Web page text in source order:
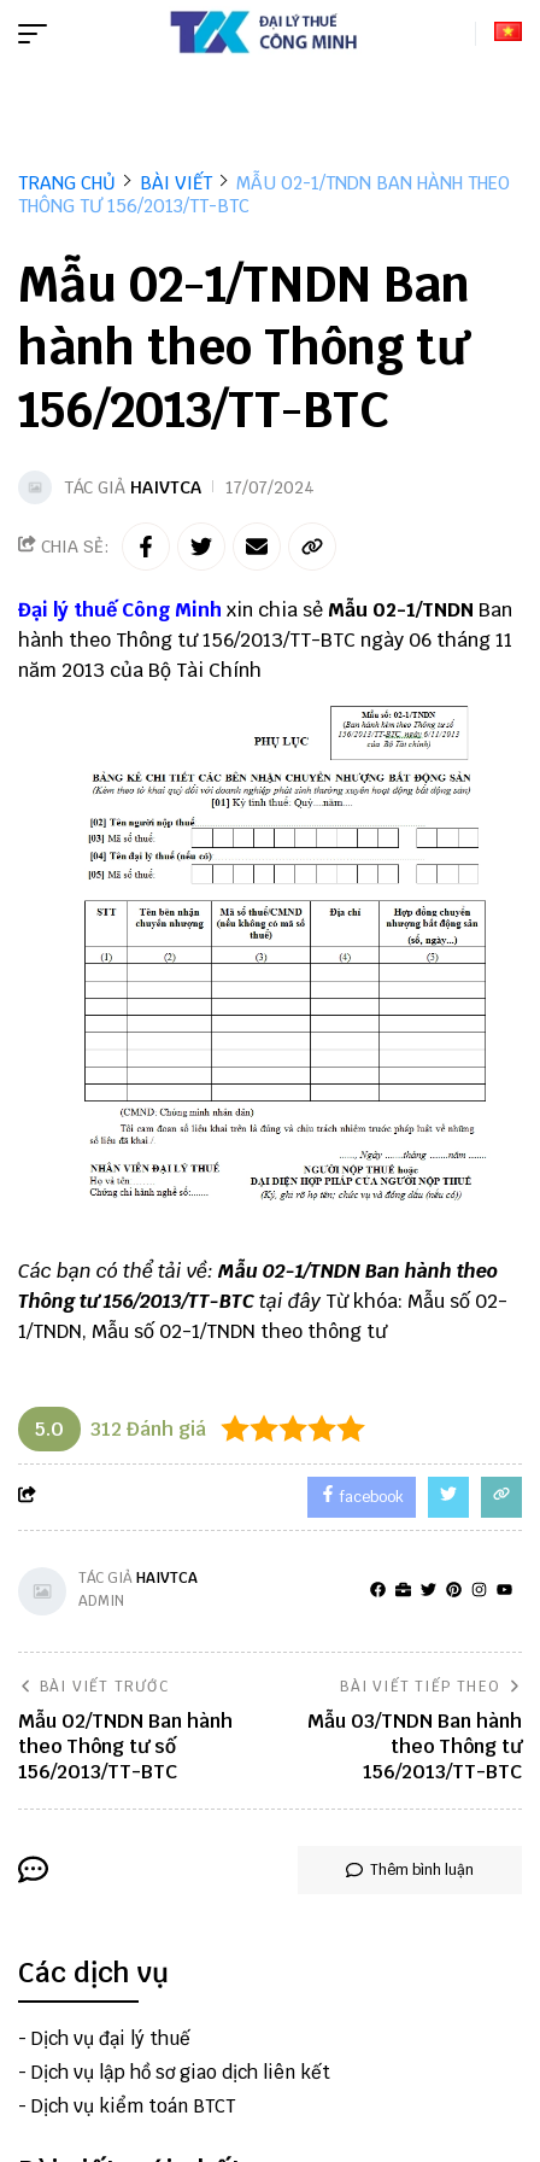
TRANG CHỦ BÀI VIẾT
MẪU 02-1/TNDN BAN HÀNH THEO
THÔNG TƯ 156/2013/TT-BTC
Mẫu 02-1/TNDN Ban
hành theo Thông tư
156/2013/TT-BTC
TÁC GIẢ HAIVTCA 17/07/2024
CHIA SẺ:
Đại lý thuế Công Minh xin chia sẻ Mẫu 02-1/TNDN Ban
hành theo Thông tư 156/2013/TT-BTC ngày 06 tháng 11
năm 2013 của Bộ Tài Chính
Các bạn có thể tải về: Mẫu 02-1/TNDN Ban hành theo
Thông tư 156/2013/TT-BTCtại đây Từ khóa: Mẫu số 02-
1/TNDN, Mẫu số 02-1/TNDN theo thông tư
5.0 312 Đánh giá
facebook
TÁC GIẢHAIVTCA
ADMIN
BÀI VIẾT TRƯỚC
Mẫu 02/TNDN Ban hành
theo Thông tư số
156/2013/TT-BTC
BÀI VIẾT TIẾP THEO
Mẫu 03/TNDN Ban hành
theo Thông tư
156/2013/TT-BTC
Thêm bình luận
Các dịch vụ
- Dịch vụ đại lý thuế
- Dịch vụ lập hồ sơ giao dịch liên kết
- Dịch vụ kiểm toán BTCT